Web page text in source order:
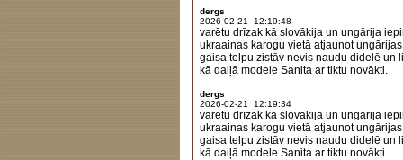
dergs
2026-02-21 12:19:48
varētu drīzak kā slovākija un ungārija
ukraainas karogu vietā atjaunot
gaisa telpu zistāv nevis naudu didelē un
kā daiļā modele Sanita ar tiktu novākti.
dergs
2026-02-21 12:19:34
varētu drīzak kā slovākija un ungārija
ukraainas karogu vietā atjaunot
gaisa telpu zistāv nevis naudu didelē un
kā daiļā modele Sanita ar tiktu novākti.